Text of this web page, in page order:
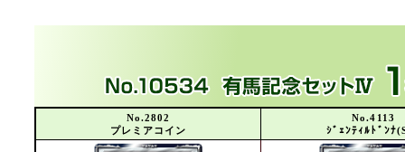
No.2802
プレミアコイン
No.4113
ｼﾞｪﾝﾃｨﾙﾄﾞﾝﾅ